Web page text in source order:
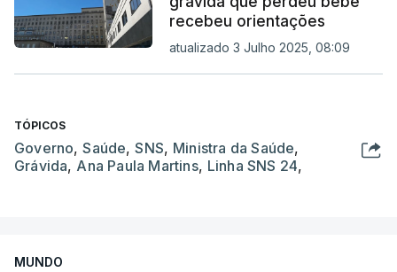
recebeu orientações
atualizado 3 Julho 2025, 08:09
TÓPICOS
Governo,Saúde,SNS, Ministra da Saúde,
Grávida, Ana Paula Martins, Linha SNS 24,
MUNDO